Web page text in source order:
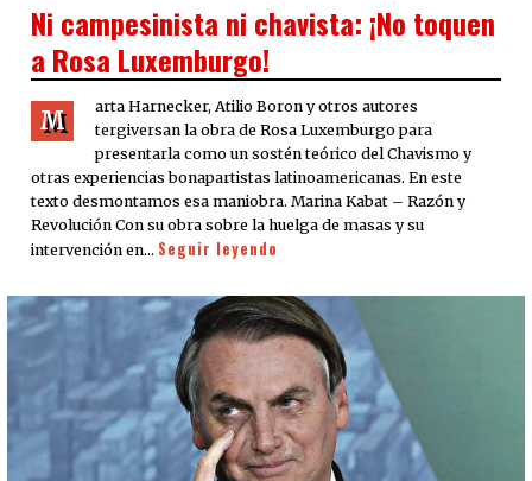
Ni campesinista ni chavista: ¡No toquen
a Rosa Luxemburgo!
M
arta Harnecker, Atilio Boron y otros autores
tergiversan la obra de Rosa Luxemburgo para
presentarla como un sostén teórico del Chavismo y
otras experiencias bonapartistas latinoamericanas. En este
texto desmontamos esa maniobra. Marina Kabat – Razón y
Revolución Con su obra sobre la huelga de masas y su
intervención en… Seguir leyendo